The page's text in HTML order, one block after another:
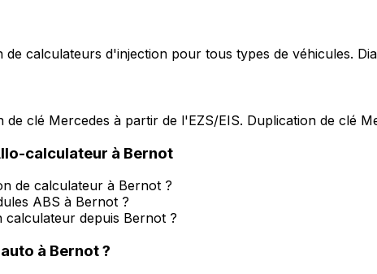
de calculateurs d'injection pour tous types de véhicules.
clé Mercedes à partir de l'EZS/EIS. Duplication de clé
calculateur à Bernot
de calculateur à Bernot ?
ABS à Bernot ?
depuis Bernot ?
à Bernot?